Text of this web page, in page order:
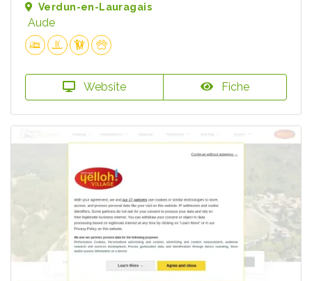
Verdun-en-Lauragais
Aude
Website Fiche